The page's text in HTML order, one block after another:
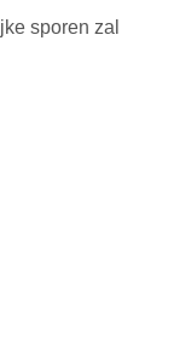
sporen zal